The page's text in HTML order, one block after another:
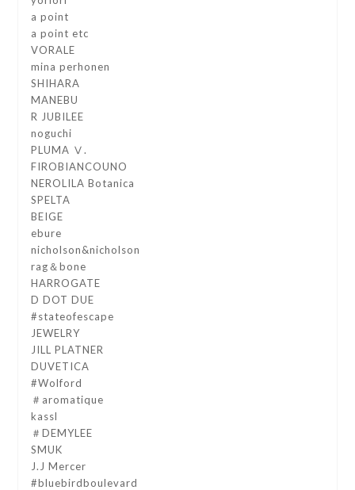
a point
a point etc
VORALE
mina perhonen
SHIHARA
MANEBU
R JUBILEE
noguchi
PLUMA Ⅴ.
FIROBIANCOUNO
NEROLILA Botanica
SPELTA
BEIGE
ebure
nicholson&nicholson
rag＆bone
HARROGATE
D DOT DUE
#stateofescape
JEWELRY
JILL PLATNER
DUVETICA
#Wolford
＃aromatique
kassl
＃DEMYLEE
SMUK
J.J Mercer
#bluebirdboulevard